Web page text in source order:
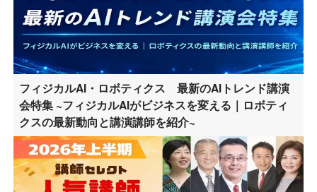
フィジカルAI・ロボティクス 最新のAIトレンド講演
会特集 ~フィジカルAIがビジネスを変える｜ロボティ
クスの最新動向と講演講師を紹介~